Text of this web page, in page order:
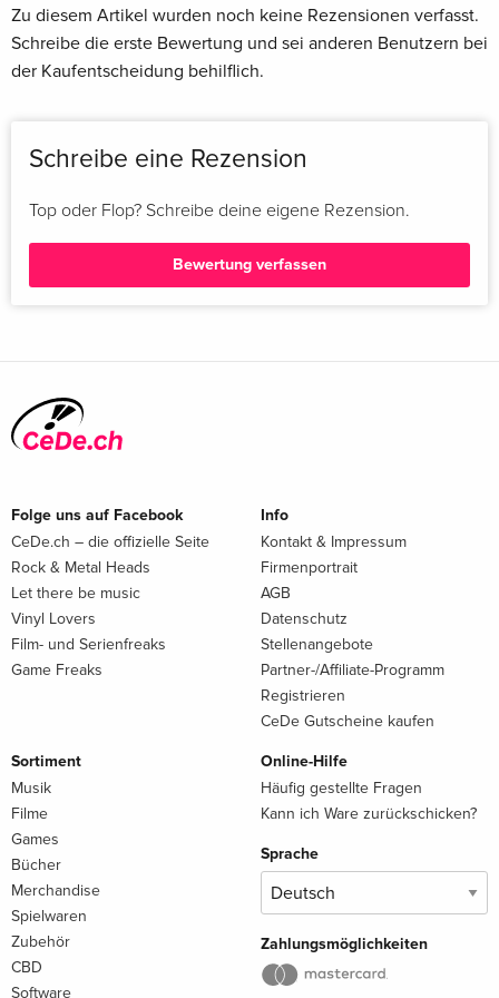
436. Rettungskind
437. Die Krokodile
438. Das Revier explodiert
Zu diesem Artikel wurden noch keine Rezensionen verfasst.
Schreibe die erste Bewertung und sei anderen Benutzern bei
der Kaufentscheidung behilflich.
Schreibe eine Rezension
Top oder Flop? Schreibe deine eigene Rezension.
Bewertung verfassen
Folge uns auf Facebook
CeDe.ch – die offizielle Seite
Rock & Metal Heads
Let there be music
Vinyl Lovers
Film- und Serienfreaks
Game Freaks
Info
Kontakt & Impressum
Firmenportrait
AGB
Datenschutz
Stellenangebote
Partner-/Affiliate-Programm
Registrieren
CeDe Gutscheine kaufen
Sortiment
Musik
Filme
Games
Bücher
Merchandise
Spielwaren
Zubehör
CBD
Software
Online-Hilfe
Häufig gestellte Fragen
Kann ich Ware zurückschicken?
Sprache
Zahlungsmöglichkeiten